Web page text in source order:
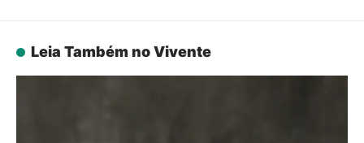
Leia Também no Vivente